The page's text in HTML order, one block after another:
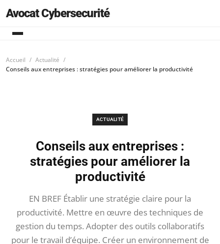
Avocat Cybersecurité
Accueil
Actualité
Conseils aux entreprises : stratégies pour améliorer la productivité
ACTUALITÉ
Conseils aux entreprises :
stratégies pour améliorer la
productivité
EN BREF Établir une stratégie claire pour la
productivité. Mettre en œuvre des techniques de
gestion du temps. Adopter des outils collaboratifs
pour le travail d’équipe. Créer un environnement de